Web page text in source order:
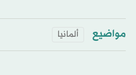
مواضيع ألمانيا